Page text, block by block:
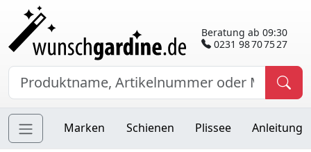
Beratung ab 09:30
0231 98 70 75 27
Marken Schienen Plissee Anleitung